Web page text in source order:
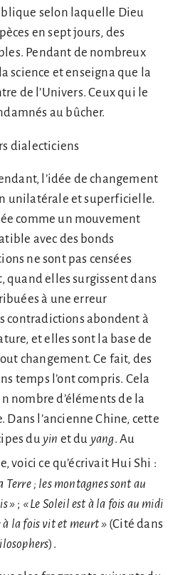
selon laquelle Dieu
en sept jours, des
Pendant de nombreux
science et enseigna que la
de l’Univers. Ceux qui le
au bûcher.
dialecticiens
l’idée de changement
unilatérale et superficielle.
comme un mouvement
avec des bonds
ne sont pas censées
quand elles surgissent dans
à une erreur
contradictions abondent à
et elles sont la base de
changement. Ce fait, des
temps l’ont compris. Cela
nombre d’éléments de la
l’ancienne Chine, cette
du yin et du yang. Au
voici ce qu’écrivait Hui Shi :
Terre ; les montagnes sont au
» ; « Le Soleil est à la fois au midi
à la fois vit et meurt»(Cité dans
).